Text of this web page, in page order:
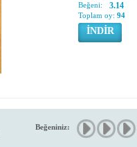
Beğeni: 3.14
Toplam oy: 94
İNDİR
Beğeniniz: